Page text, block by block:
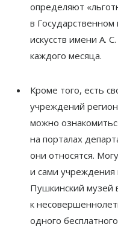
определяют «
в
искусств имени А.
каждого месяца.
Кроме того, есть
учреждений
можно
на порталах
они относятся.
и сами учреждения
Пушкинский музей
к
одного